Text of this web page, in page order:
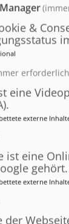
&
eine
externe
ist eine
gehört.
externe
der